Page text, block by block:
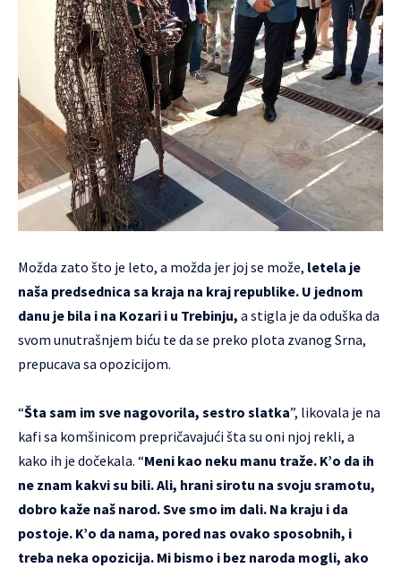
Možda zato što je leto, a možda jer joj se može, letela je
naša predsednica sa kraja na kraj republike. U jednom
danu je bila i na Kozari i u Trebinju, a stigla je da oduška da
svom unutrašnjem biću te da se preko plota zvanog Srna,
prepucava sa opozicijom.
“Šta sam im sve nagovorila, sestro slatka”, likovala je na
kafi sa komšinicom prepričavajući šta su oni njoj rekli, a
kako ih je dočekala. “Meni kao neku manu traže. K’o da ih
ne znam kakvi su bili. Ali, hrani sirotu na svoju sramotu,
dobro kaže naš narod. Sve smo im dali. Na kraju i da
postoje. K’o da nama, pored nas ovako sposobnih, i
treba neka opozicija. Mi bismo i bez naroda mogli, ako